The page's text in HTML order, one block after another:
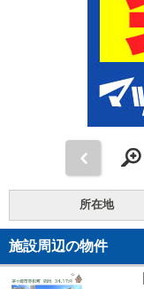
所在地
施設周辺の物件